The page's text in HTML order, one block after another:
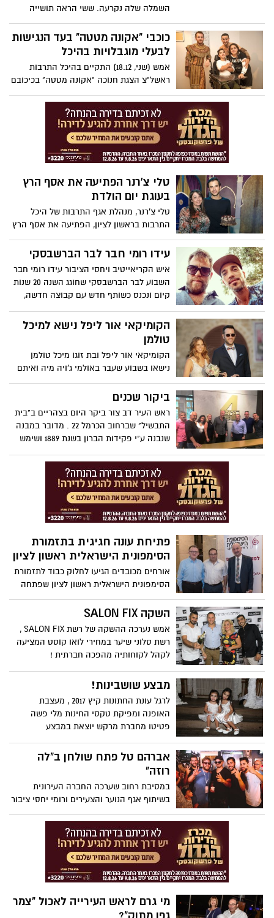
השמלה שלה נקרעה. ששי הראה תושייה
ובעזרת צוות ההיכל ארגן חוט ומחט ותפר לה
מכפלת.
כוכבי "אקונה מטטה" בעד הנגישות
לבעלי מוגבלויות בהיכל
אמש (שני, 18.12) התקיים בהיכל התרבות
ראשל"צ הצגת חנוכה "אקונה מטטה" בכיכובם
של גיא זוארץ, דניאל מורשת, רינת גבאי ועדן
טלי צ'רנר הפתיעה את אסף הרץ
בעוגת יום הולדת
טלי צ'רנר, מנהלת אגף התרבות של היכל
התרבות בראשון לציון, הפתיעה את אסף הרץ
כשהגישה לו עוגה לרגל יום הולדתו ה-26 וכל
חברי הקאסט פצחו בשירת "היום יומהולדת".
עידו רומי חבר לבר הברשבסקי
איש הקריאייטיב ויחסי הציבור עידו רומי חבר
השבוע לבר הברשבסקי שחוגג השנה 20 שנות
קיום ונכנס כשותף חדש עם קבוצה חדשה,
לפחות את הסצנה הלילית .
הקומיקאי אור ליפל נישא למיכל
טולמן
הקומיקאי אור ליפל ובת זוגו מיכל טולמן
נישאו בשבוע שעבר באולמי ג'ויה מיה ואיתם
600 חברים ומשפחה.
ביקור שכנים
ראש העיר דב צור ביקר היום בצהריים ב"בית
התבשיל" שברחוב הכרמל 22 . מדובר במבנה
שנבנה ע"י פקידות הברון בשנת 1889 ושימש
של פקידות הברון.
פתיחת עונה חגיגית בתזמורת
הסימפונית הישראלית ראשון לציון
אורחים מכובדים הגיעו לחלוק כבוד לתזמורת
הסימפונית הישראלית ראשון לציון שפתחה
את העונה ה-29 עם המנכ"ל החדש, עופר
סלע.
השקה SALON FIX
אמש נערכה ההשקה של רשת SALON FIX ,
רשת סלוני שיער במחירי לואו קוסט המציעה
לקהל לקוחותיה מהפכה חברתית !
מבצע שושבינות!
לרגל עונת החתונות קיץ 2017 , מעצבת
האופנה ומפיקת טקסי החינות מלי פשה
פטיטו מחברת מרקש יוצאת במבצע
אברהם טל פתח שולחן ב"לה
רוזה"
במסיבת רחוב שערכה החברה העירונית
בשיתוף אגף הנוער והצעירים ורומי יחסי ציבור
בשישי האחרון ברחוב רוטשילד בעיר התארח
אברהם טל שמיד אחרי הבלאנס פתח שולחן
ב"לה רוזה".
מי גרם לראש העירייה לאכול "צמר